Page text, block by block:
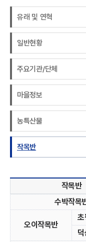
유래 및 연혁
일반현황
주요기관/단체
마을정보
농특산물
작목반
작목반
수박작목
오이작목반
초